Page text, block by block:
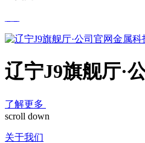
辽宁J9旗舰厅·
了解更多
scroll down
关于我们